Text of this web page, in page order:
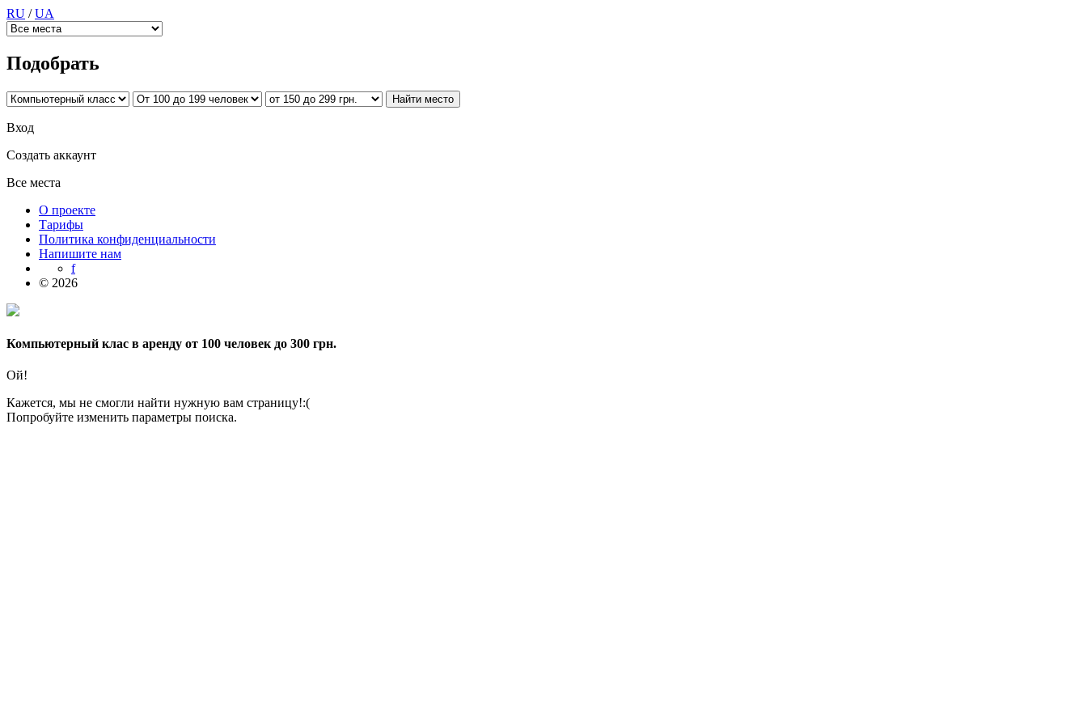
RU /UA
Подобрать
Вход
Создать аккаунт
Все места
О проекте
Тарифы
Политика конфиденциальности
Напишите нам
f
© 2026
Компьютерный клас в аренду от 100 человек до 300 грн.
Ой!
Кажется, мы не смогли найти нужную вам страницу!:(
Попробуйте изменить параметры поиска.